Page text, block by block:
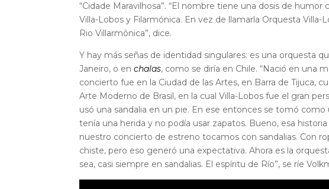
“Cidade Maravilhosa”. “El nombre tiene una dosis de
Villa-Lobos y Filarmónica. En vez de llamarla Orquesta
Rio Villarmônica”, dice.
Y hay más señas de identidad singulares: es una orquesta
Janeiro, o enchalas, como se diría en Chile. “Nació en una
concierto fue en la Ciudad de las Artes, en Barra de Tijuca,
Arte Moderno de Brasil, en la cual Villa-Lobos fue el gran
usó una sandalia en un pie. En ese entonces se tomó
tenía una herida y no podía usar zapatos. Bueno, esa
nuestro concierto de estreno tocamos con sandalias. Con
chiste, pero eso generó una expectativa. Ahora es la
sea, casi siempre en sandalias. El espíritu de Río”, se ríe